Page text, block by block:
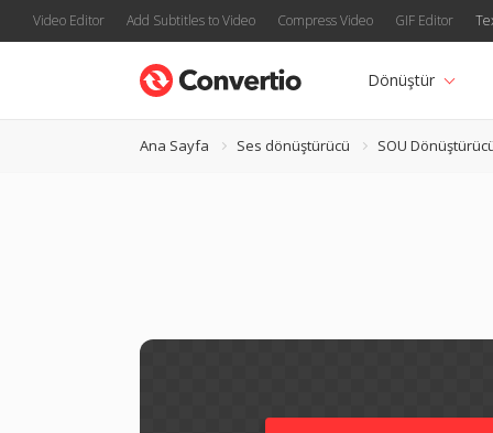
Video Editor Add Subtitles to Video Compress Video GIF Editor
Dönüştür
Ana Sayfa Ses dönüştürücü SOU